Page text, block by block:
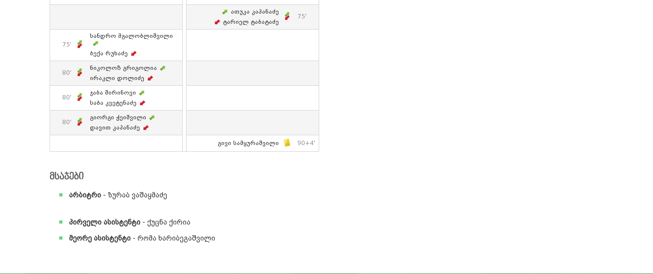
Ათუკა Კაპანაძე
Ტარიელ Ტაბატაძე
75'
75'
Სანდრო Მგალობლიშვილი
Ბექა Რუხაძე
80'
Ნიკოლოზ Გრიგოლია
Ირაკლი Დოლიძე
80'
Ჯაბა Შირინოვი
Საბა Კვეტენაძე
80'
Გიორგი Ჭეიშვილი
Დავით Კაპანაძე
Გივი Სამყურაშვილი 90+4'
მსაჯები
არბიტრი - ზურაბ ვაშაყმაძე
პირველი ასისტენტი - ქუცნა ქირია
მეორე ასისტენტი - რომა ხარიბეგაშვილი